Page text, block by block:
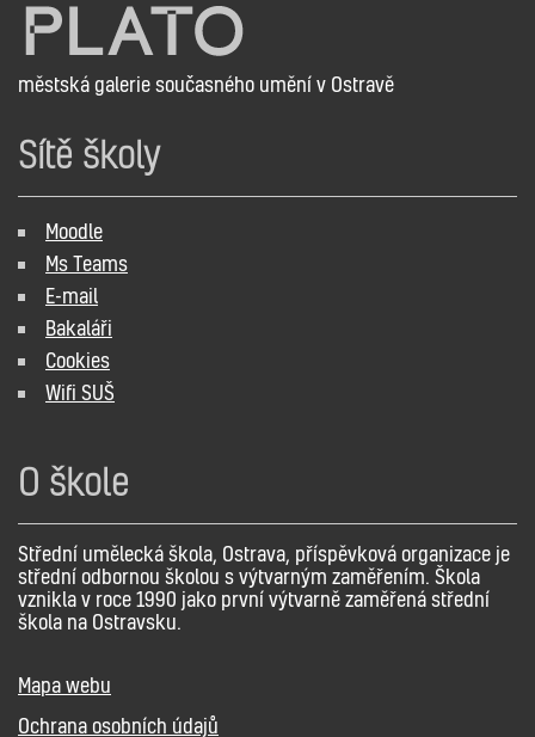
městská galerie současného umění v Ostravě
Sítě školy
Moodle
Ms Teams
E-mail
Bakaláři
Cookies
Wifi SUŠ
O škole
Střední umělecká škola, Ostrava, příspěvková organizace je
střední odbornou školou s výtvarným zaměřením. Škola
vznikla v roce 1990 jako první výtvarně zaměřená střední
škola na Ostravsku.
Mapa webu
Ochrana osobních údajů